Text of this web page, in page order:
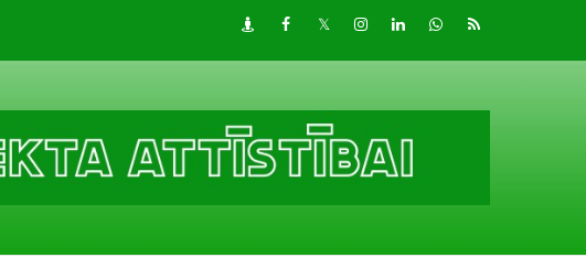
DraugiemFacebook
TwitterInstagram
LinkedInwhatsapp
RSS